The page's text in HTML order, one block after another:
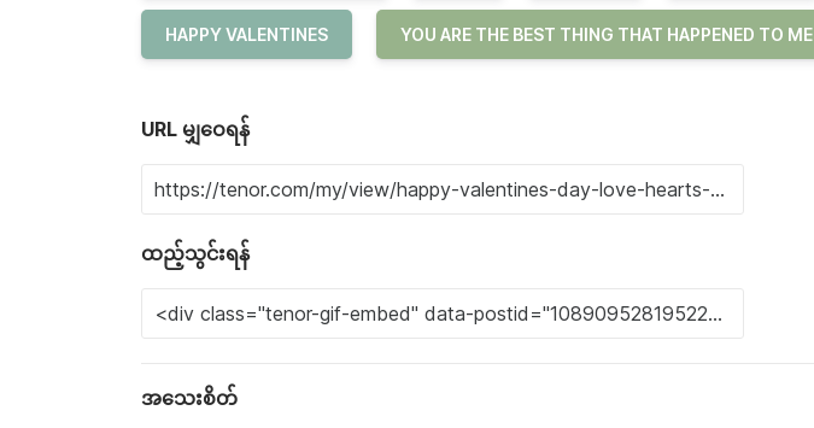
HAPPY VALENTINES YOU ARE THE BEST THING THAT HAPPENED TO ME
URL မျှဝေရန်
ထည့်သွင်းရန်
အသေးစိတ်